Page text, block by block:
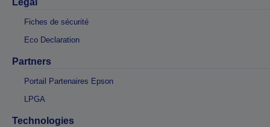
Légal
Fiches de sécurité
Eco Declaration
Partners
Portail Partenaires Epson
LPGA
Technologies